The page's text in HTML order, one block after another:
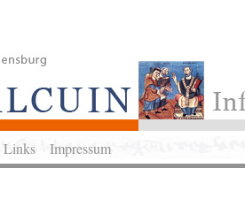
Links Impressum